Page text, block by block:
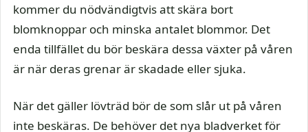
kommer du nödvändigtvis att skära bort
blomknoppar och minska antalet blommor. Det
enda tillfället du bör beskära dessa växter på våren
är när deras grenar är skadade eller sjuka.
När det gäller lövträd bör de som slår ut på våren
inte beskäras. De behöver det nya bladverket för